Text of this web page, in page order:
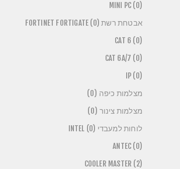
MINI PC (0)
אבטחת רשת FORTINET FORTIGATE (0)
CAT 6 (0)
CAT 6A/7 (0)
IP (0)
מצלמות כיפה (0)
מצלמות צינור (0)
לוחות למעבדי INTEL (0)
ANTEC (0)
COOLER MASTER (2)